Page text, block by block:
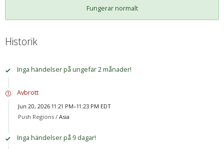
Fungerar normalt
Historik
Inga händelser på ungefär 2 månader!
Avbrott
Jun 20, 2026 11:21 PM–11:23 PM EDT
Push Regions / Asia
Inga händelser på 9 dagar!